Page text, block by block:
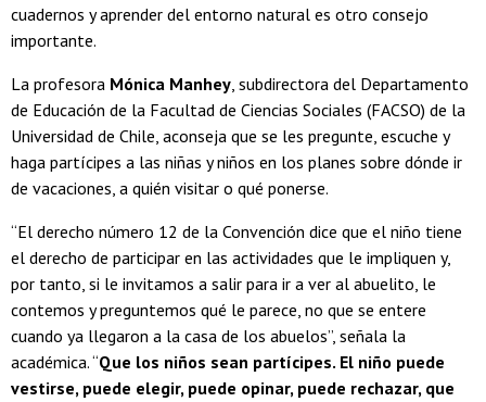
cuadernos y aprender del entorno natural es otro consejo
importante.
La profesora Mónica Manhey, subdirectora del Departamento
de Educación de la Facultad de Ciencias Sociales (FACSO) de la
Universidad de Chile, aconseja que se les pregunte, escuche y
haga partícipes a las niñas y niños en los planes sobre dónde ir
de vacaciones, a quién visitar o qué ponerse.
“El derecho número 12 de la Convención dice que el niño tiene
el derecho de participar en las actividades que le impliquen y,
por tanto, si le invitamos a salir para ir a ver al abuelito, le
contemos y preguntemos qué le parece, no que se entere
cuando ya llegaron a la casa de los abuelos”, señala la
académica. “Que los niños sean partícipes. El niño puede
vestirse, puede elegir, puede opinar, puede rechazar, que